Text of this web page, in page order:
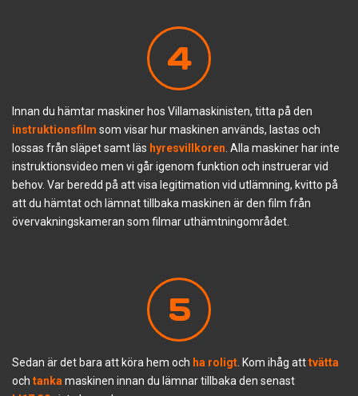
4
Innan du hämtar maskiner hos Villamaskinisten, titta på den
instruktionsfilm som visar hur maskinen används, lastas och
lossas från släpet samt läs hyresvillkoren . Alla maskiner har inte
instruktionsvideo men vi går igenom funktion och instruerar vid
behov. Var beredd på att visa legitimation vid utlämning, kvitto på
att du hämtat och lämnat tillbaka maskinen är den film från
övervakningskameran som filmar uthämtningområdet.
5
Sedan är det bara att köra hem och ha roligt . Kom ihåg atttvätta
och tanka maskinen innan du lämnar tillbaka den senast